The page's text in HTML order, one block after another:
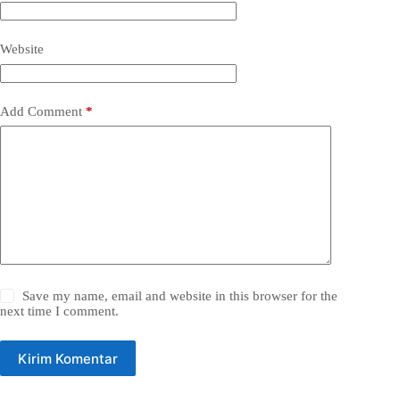
Website
Add Comment *
Save my name, email and website in this browser for the
next time I comment.
Kirim Komentar